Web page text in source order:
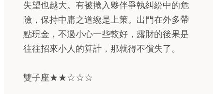
失望也越大。有被捲入夥伴爭執糾紛中的危
險，保持中庸之道纔是上策。出門在外多帶
點現金，不過小心一些較好，露財的後果是
往往招來小人的算計，那就得不償失了。
雙子座★★☆☆☆